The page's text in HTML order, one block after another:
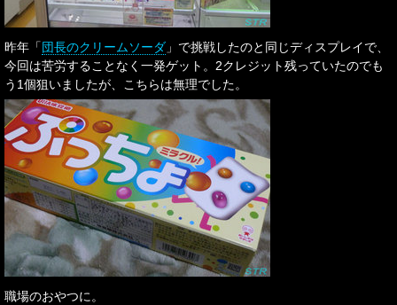
昨年「団長のクリームソーダ 」で挑戦したのと同じディスプレイで、
今回は苦労することなく一発ゲット。2クレジット残っていたのでも
う1個狙いましたが、こちらは無理でした。
職場のおやつに。